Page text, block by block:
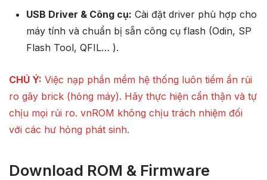
USB Driver & Công cụ: Cài đặt driver phù hợp cho
máy tính và chuẩn bị sẵn công cụ flash (Odin, SP
Flash Tool, QFIL… ).
CHÚ Ý: Việc nạp phần mềm hệ thống luôn tiềm ẩn rủi
ro gây brick (hỏng máy). Hãy thực hiện cẩn thận và tự
chịu mọi rủi ro. vnROM không chịu trách nhiệm đối
với các hư hỏng phát sinh.
Download ROM & Firmware